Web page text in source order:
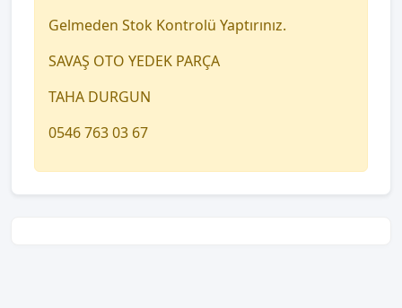
Gelmeden Stok Kontrolü Yaptırınız.
SAVAŞ OTO YEDEK PARÇA
TAHA DURGUN
0546 763 03 67